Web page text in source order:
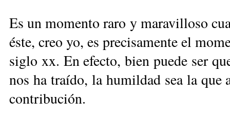
Es un mo­men­to ra­ro y ma­ra­vi­llo­so
és­te, creo yo, es pre­ci­sa­men­te el
si­glo xx. En efec­to, bien pue­de ser
nos ha traí­do, la hu­mil­dad sea la que
con­tri­bu­ción.